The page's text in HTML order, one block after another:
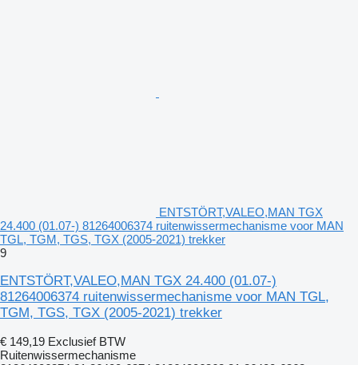
ENTSTÖRT,VALEO,MAN TGX
24.400 (01.07-) 81264006374 ruitenwissermechanisme voor MAN
TGL, TGM, TGS, TGX (2005-2021) trekker
9
ENTSTÖRT,VALEO,MAN TGX 24.400 (01.07-)
81264006374 ruitenwissermechanisme voor MAN TGL,
TGM, TGS, TGX (2005-2021) trekker
€ 149,19 Exclusief BTW
Ruitenwissermechanisme